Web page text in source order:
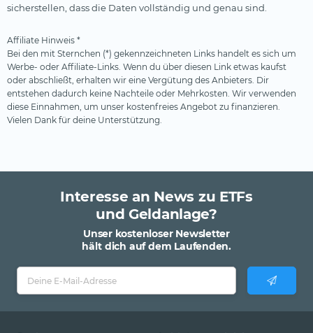
sicherstellen, dass die Daten vollständig und genau sind.
Affiliate Hinweis *
Bei den mit Sternchen (*) gekennzeichneten Links handelt es sich um
Werbe- oder Affiliate-Links. Wenn du über diesen Link etwas kaufst
oder abschließt, erhalten wir eine Vergütung des Anbieters. Dir
entstehen dadurch keine Nachteile oder Mehrkosten. Wir verwenden
diese Einnahmen, um unser kostenfreies Angebot zu finanzieren.
Vielen Dank für deine Unterstützung.
Interesse an News zu ETFs
und Geldanlage?
Unser kostenloser Newsletter
hält dich auf dem Laufenden.